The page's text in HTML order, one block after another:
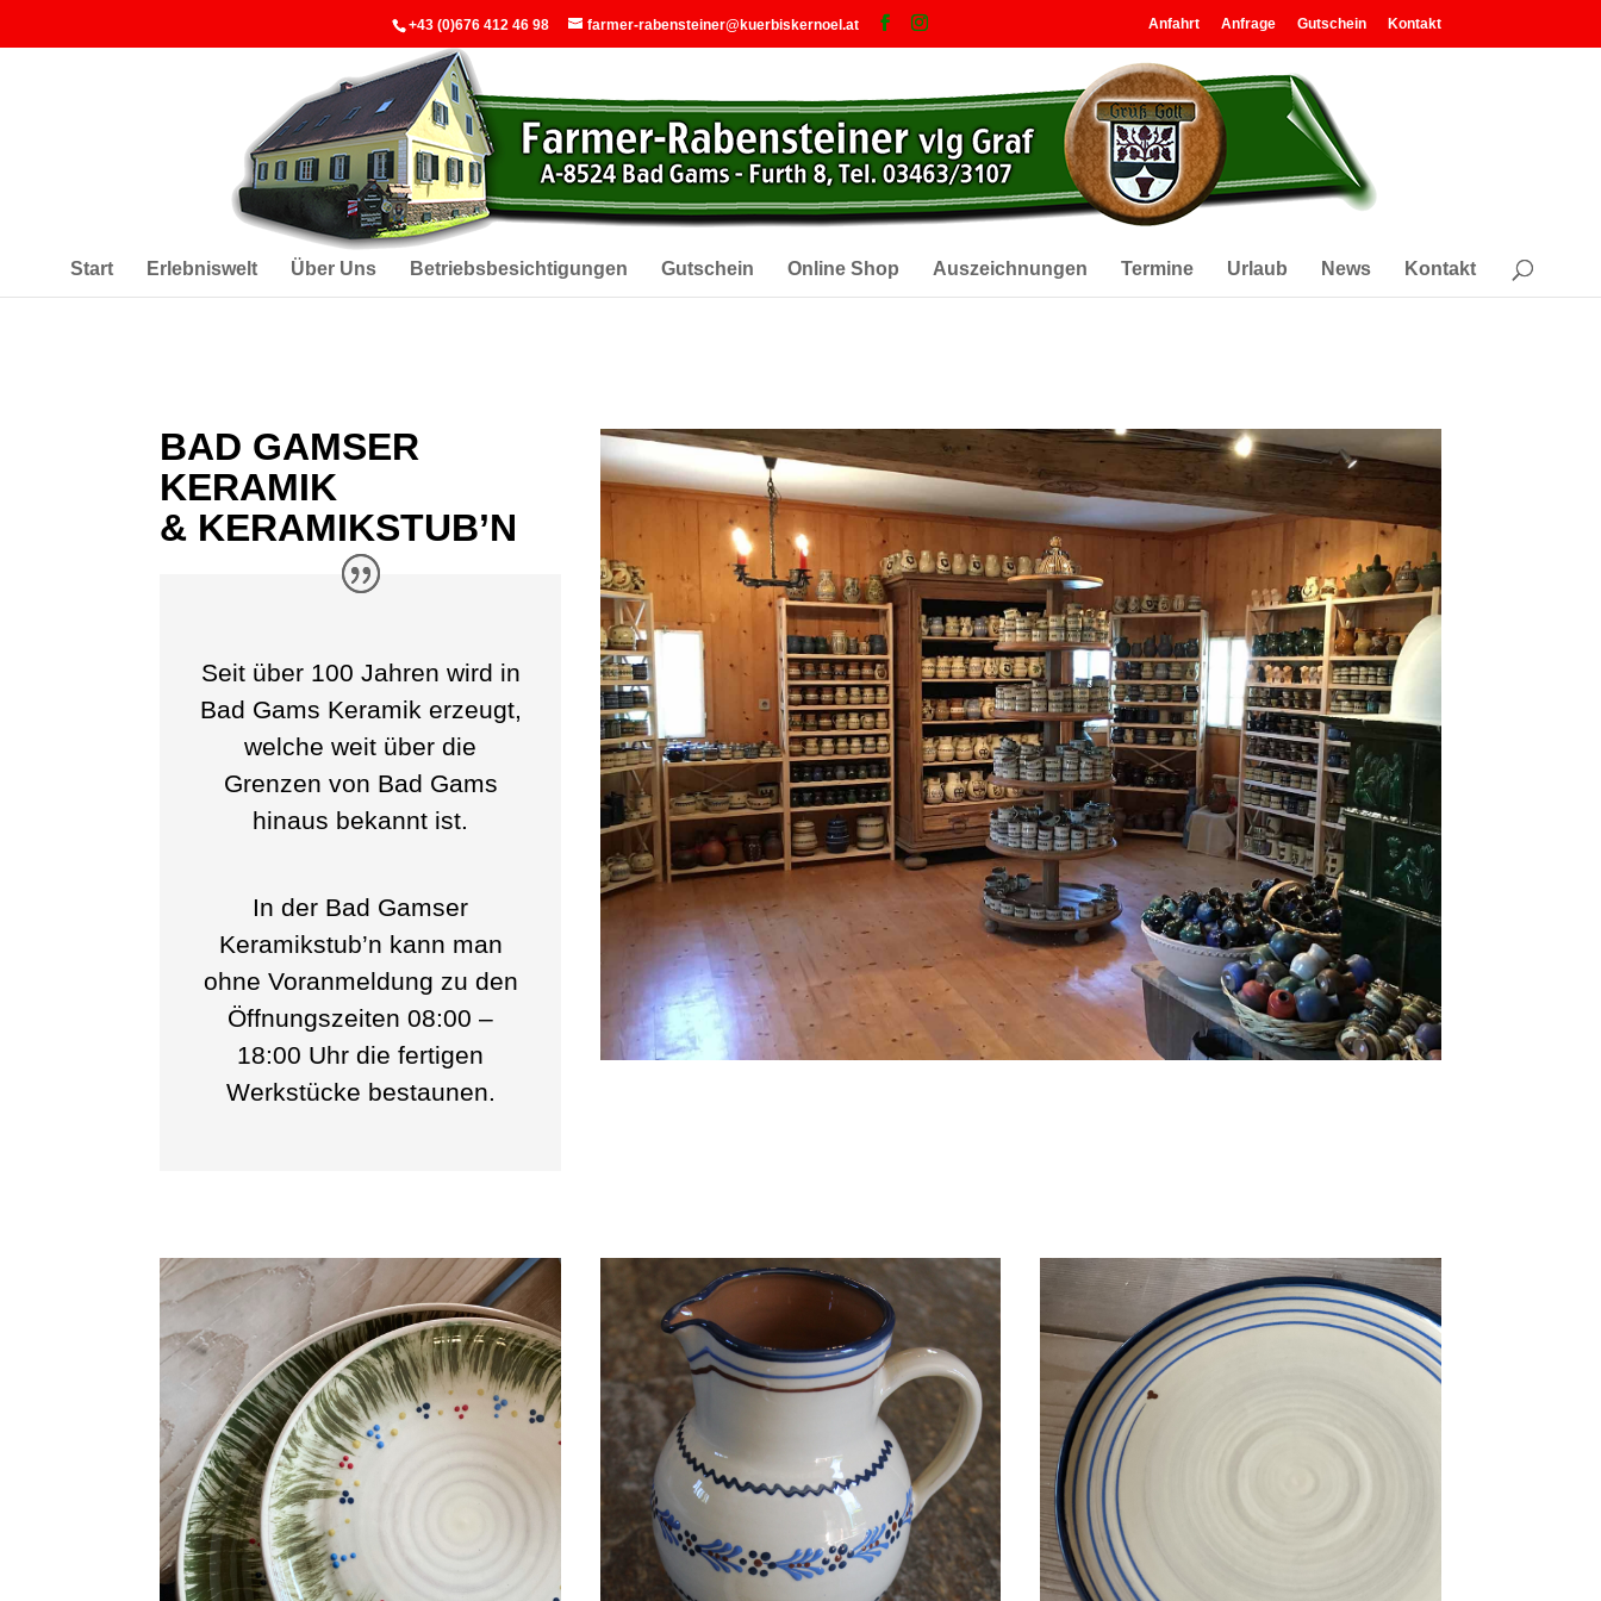
+43 (0)676 412 46 98 farmer-rabensteiner@kuerbiskernoel.at Anfahrt Anfrage Gutschein Kontakt
Start Erlebniswelt Über Uns Betriebsbesichtigungen Gutschein Online Shop Auszeichnungen Termine Urlaub News Kontakt
BAD GAMSER
KERAMIK
& KERAMIKSTUB’N
Seit über 100 Jahren wird in
Bad Gams Keramik erzeugt,
welche weit über die
Grenzen von Bad Gams
hinaus bekannt ist.
In der Bad Gamser
Keramikstub’n kann man
ohne Voranmeldung zu den
Öffnungszeiten 08:00 –
18:00 Uhr die fertigen
Werkstücke bestaunen.